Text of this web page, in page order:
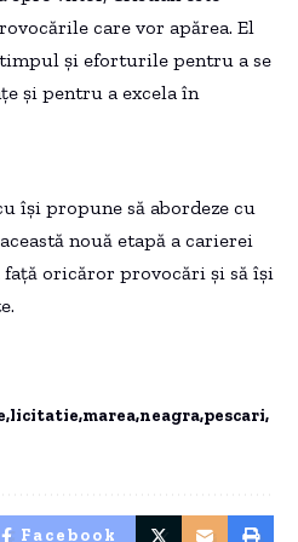
care vor apărea. El
și eforturile pentru a se
și pentru a excela în
își propune să abordeze cu
nouă etapă a carierei
față oricăror provocări și să își
licitatie marea neagra pescari
Facebook